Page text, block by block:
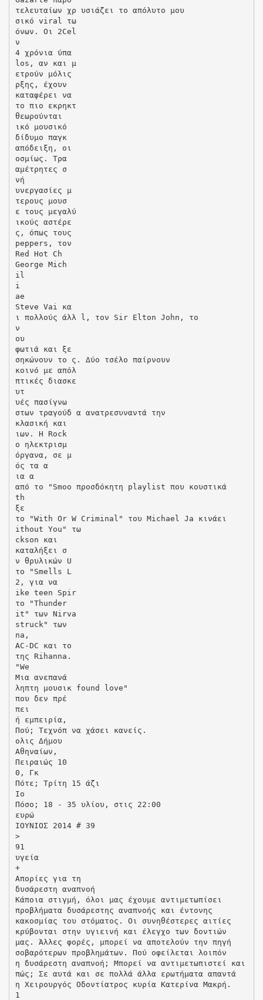
τελευταίων χρ υσιάζει το απόλυτο μου
σικό viral τω
όνων. Οι 2Cel
ν
4 χρόνια ύπα
los, αν και μ
ετρούν μόλις
ρξης, έχουν
καταφέρει να
το πιο εκρηκτ
θεωρούνται
ικό μουσικό
δίδυμο παγκ
απόδειξη, οι
οσμίως. Τρα
αμέτρητες σ
νή
υνεργασίες μ
τερους μουσ
ε τους μεγαλύ
ικούς αστέρε
ς, όπως τους
peppers, τον
Red Hot Ch
George Mich
il
i
ae
Steve Vai κα
ι πολλούς άλλ l, τον Sir Elton John, το
ν
ου
φωτιά και ξε
σηκώνουν το ς. Δύο τσέλο παίρνουν
κοινό με απόλ
πτικές διασκε
υτ
υές πασίγνω
στων τραγούδ α ανατρεσυναντά την
κλασική και
ιων. H Rock
ο ηλεκτρισμ
όργανα, σε μ
ός τα α
ια α
από το "Smoo προσδόκητη playlist που κουστικά
th
ξε
το "With Or W Criminal" του Michael Ja κινάει
ithout You" τω
ckson και
καταλήξει σ
ν θρυλικών U
το "Smells L
2, για να
ike teen Spir
το "Thunder
it" των Nirva
struck" των
na,
AC-DC και το
της Rihanna.
"We
Μια ανεπανά
ληπτη μουσικ found love"
που δεν πρέ
πει
ή εμπειρία,
Πού; Τεχνόπ να χάσει κανείς.
ολις Δήμου
Αθηναίων,
Πειραιώς 10
0, Γκ
Πότε; Τρίτη 15 άζι
Ιο
Πόσο; 18 - 35 υλίου, στις 22:00
ευρώ
ΙΟΥΝΙΟΣ 2014 # 39
>
91
υγεία
+
Απορίες για τη
δυσάρεστη αναπνοή
Κάποια στιγμή, όλοι μας έχουμε αντιμετωπίσει
προβλήματα δυσάρεστης αναπνοής και έντονης
κακοσμίας του στόματος. Οι συνηθέστερες αιτίες
κρύβονται στην υγιεινή και έλεγχο των δοντιών
μας. Άλλες φορές, μπορεί να αποτελούν την πηγή
σοβαρότερων προβλημάτων. Πού οφείλεται λοιπόν
η δυσάρεστη αναπνοή; Μπορεί να αντιμετωπιστεί και
πώς; Σε αυτά και σε πολλά άλλα ερωτήματα απαντά
η Χειρουργός Οδοντίατρος κυρία Κατερίνα Μακρή.
1